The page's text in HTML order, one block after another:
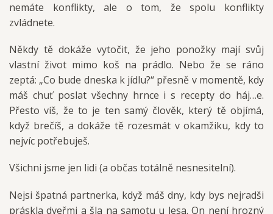
nemáte konflikty, ale o tom, že spolu konflikty
zvládnete.
Někdy tě dokáže vytočit, že jeho ponožky mají svůj
vlastní život mimo koš na prádlo. Nebo že se ráno
zeptá: „Co bude dneska k jídlu?“ přesně v momentě, kdy
máš chuť poslat všechny hrnce i s recepty do háj…e.
Přesto víš, že to je ten samý člověk, který tě objímá,
když brečíš, a dokáže tě rozesmát v okamžiku, kdy to
nejvíc potřebuješ.
Všichni jsme jen lidi (a občas totálně nesnesitelní).
Nejsi špatná partnerka, když máš dny, kdy bys nejradši
práskla dveřmi a šla na samotu u lesa. On není hrozný